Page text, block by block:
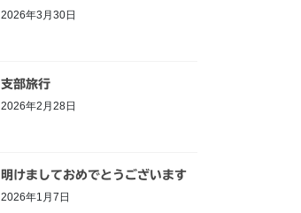
2026年3月30日
支部旅行
2026年2月28日
明けましておめでとうございます
2026年1月7日